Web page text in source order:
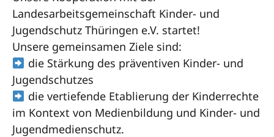
Landesarbeitsgemeinschaft Kinder- und
Jugendschutz Thüringen e.V. startet!
Unsere gemeinsamen Ziele sind:
die Stärkung des präventiven Kinder- und
Jugendschutzes
die vertiefende Etablierung der Kinderrechte
im Kontext von Medienbildung und Kinder- und
Jugendmedienschutz.